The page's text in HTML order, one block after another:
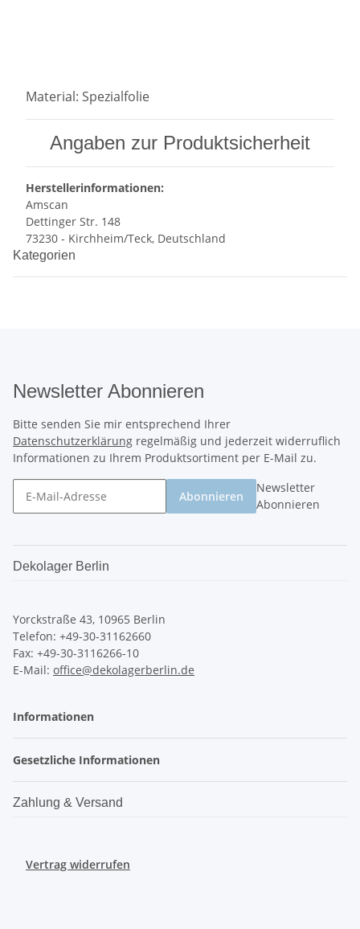
Material: Spezialfolie
Angaben zur Produktsicherheit
Herstellerinformationen:
Amscan
Dettinger Str. 148
73230 - Kirchheim/Teck, Deutschland
Kategorien
Newsletter Abonnieren
Bitte senden Sie mir entsprechend Ihrer
Datenschutzerklärung regelmäßig und jederzeit widerruflich
Informationen zu Ihrem Produktsortiment per E-Mail zu.
Abonnieren
Newsletter
Abonnieren
Dekolager Berlin
Yorckstraße 43, 10965 Berlin
Telefon: +49-30-31162660
Fax: +49-30-3116266-10
E-Mail: office@dekolagerberlin.de
Informationen
Gesetzliche Informationen
Zahlung & Versand
Vertrag widerrufen